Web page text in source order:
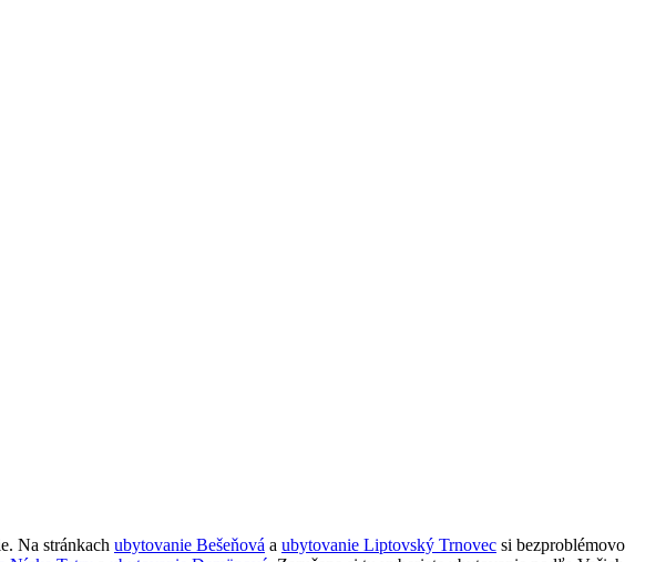
Na stránkach ubytovanie Bešeňová a ubytovanie Liptovský Trnovec si bezproblémovo